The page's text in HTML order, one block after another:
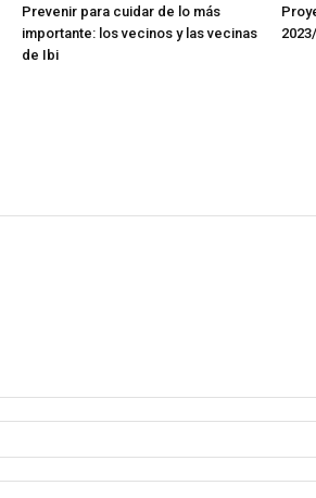
Prevenir para cuidar de lo más
importante: los vecinos y las vecinas
de Ibi